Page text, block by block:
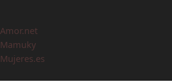
Amor.net
Mamuky
Mujeres.es